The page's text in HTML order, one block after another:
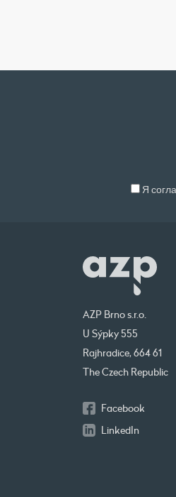
Я
AZP Brno s.r.o.
U Sýpky 555
Rajhradice, 664 61
The Czech Republic
Facebook
LinkedIn